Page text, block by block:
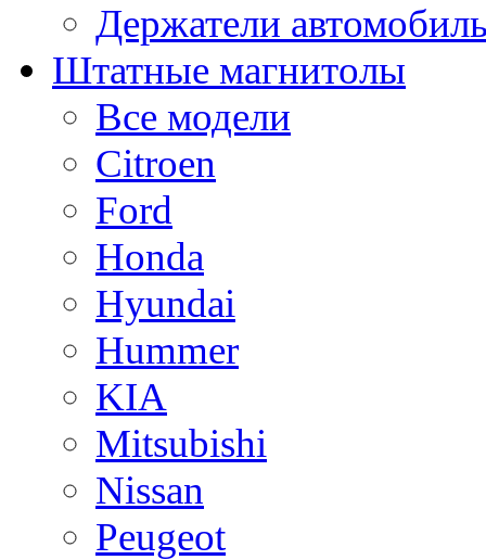
Держатели
Штатные магнитолы
Все модели
Citroen
Ford
Honda
Hyundai
Hummer
KIA
Mitsubishi
Nissan
Peugeot